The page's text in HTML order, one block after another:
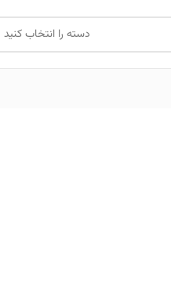
دسته را انتخاب کنید